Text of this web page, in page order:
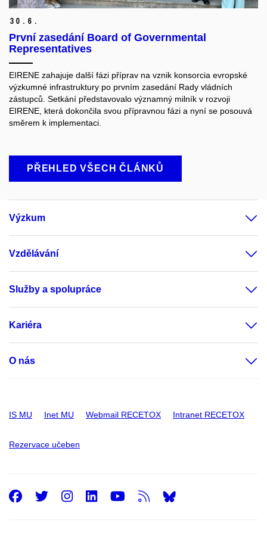
30. 6.
První zasedání Board of Governmental
Representatives
EIRENE zahajuje další fázi příprav na vznik konsorcia evropské
výzkumné infrastruktury po prvním zasedání Rady vládních
zástupců. Setkání představovalo významný milník v rozvoji
EIRENE, která dokončila svou přípravnou fázi a nyní se posouvá
směrem k implementaci.
PŘEHLED VŠECH ČLÁNKŮ
Výzkum
Vzdělávání
Služby a spolupráce
Kariéra
O nás
IS MU Inet MU Webmail RECETOX Intranet RECETOX
Rezervace učeben
Facebook
Twitter
Instagram
LinkedIn
Youtube
RSS